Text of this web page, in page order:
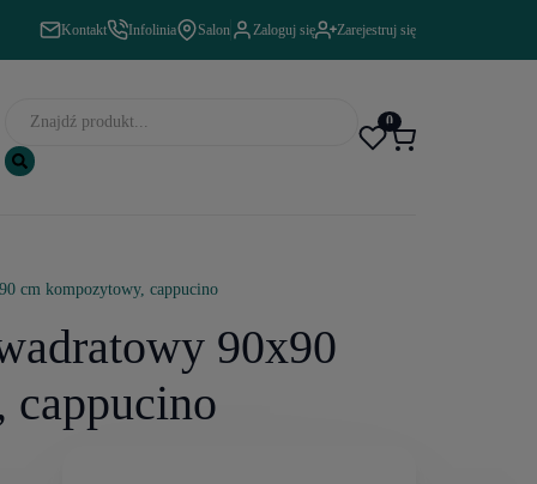
Kontakt Infolinia Salon Zaloguj się Zarejestruj się
0
cm kompozytowy, cappucino
90x90
cappucino